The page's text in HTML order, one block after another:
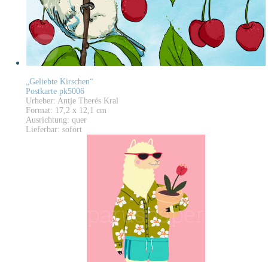
„Geliebte Kirschen“
Postkarte pk5006
Urheber: Antje Therés Kral
Format: 17,2 x 12,1 cm
Ausrichtung: quer
Lieferbar: sofort